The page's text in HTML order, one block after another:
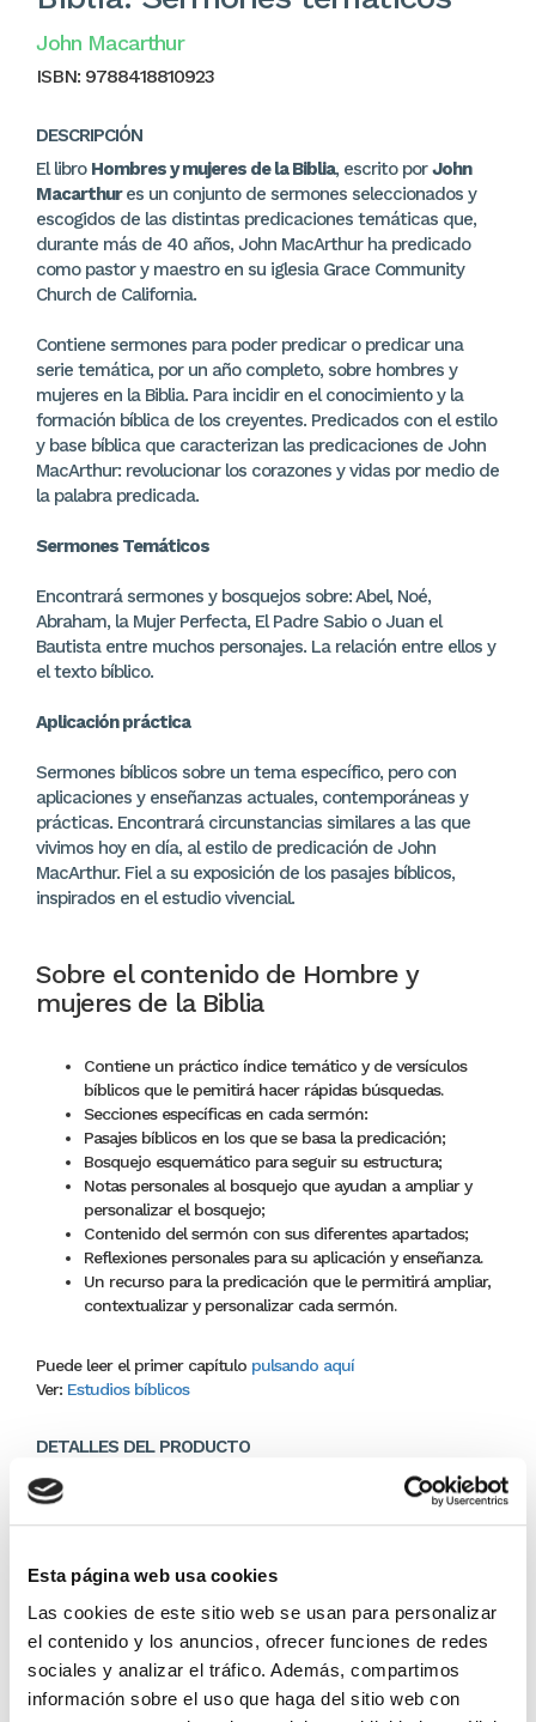
Esta página web usa cookies
Las cookies de este sitio web se usan para personalizar
el contenido y los anuncios, ofrecer funciones de redes
sociales y analizar el tráfico. Además, compartimos
información sobre el uso que haga del sitio web con
John Macarthur
ISBN: 9788418810923
DESCRIPCIÓN
El libro Hombres y mujeres de la Biblia, escrito porJohn
Macarthures un conjunto de sermones seleccionados y
escogidos de las distintas predicaciones temáticas que,
durante más de 40 años, John MacArthur ha predicado
como pastor y maestro en su iglesia Grace Community
Church de California.
Contiene sermones para poder predicar o predicar una
serie temática, por un año completo, sobre hombres y
mujeres en la Biblia. Para incidir en el conocimiento y la
formación bíblica de los creyentes. Predicados con el estilo
y base bíblica que caracterizan las predicaciones de John
MacArthur: revolucionar los corazones y vidas por medio de
la palabra predicada.
Sermones Temáticos
Encontrará sermones y bosquejos sobre: Abel, Noé,
Abraham, la Mujer Perfecta, El Padre Sabio o Juan el
Bautista entre muchos personajes. La relación entre ellos y
el texto bíblico.
Aplicación práctica
Sermones bíblicos sobre un tema específico, pero con
aplicaciones y enseñanzas actuales, contemporáneas y
prácticas. Encontrará circunstancias similares a las que
vivimos hoy en día, al estilo de predicación de John
MacArthur. Fiel a su exposición de los pasajes bíblicos,
inspirados en el estudio vivencial.
Sobre el contenido de Hombre y
mujeres de la Biblia
Contiene un práctico índice temático y de versículos
bíblicos que le pemitirá hacer rápidas búsquedas.
Secciones específicas en cada sermón:
Pasajes bíblicos en los que se basa la predicación;
Bosquejo esquemático para seguir su estructura;
Notas personales al bosquejo que ayudan a ampliar y
personalizar el bosquejo;
Contenido del sermón con sus diferentes apartados;
Reflexiones personales para su aplicación y enseñanza.
Un recurso para la predicación que le permitirá ampliar,
contextualizar y personalizar cada sermón.
Puede leer el primer capítulo pulsando aquí
Ver: Estudios bíblicos
DETALLES DEL PRODUCTO
Editor:
22,79 €
En lugar de: 23,99 €
Ahorras: 1,20 € (5%)
En stock(3 unidades)
Recíbelo en 24/48H*